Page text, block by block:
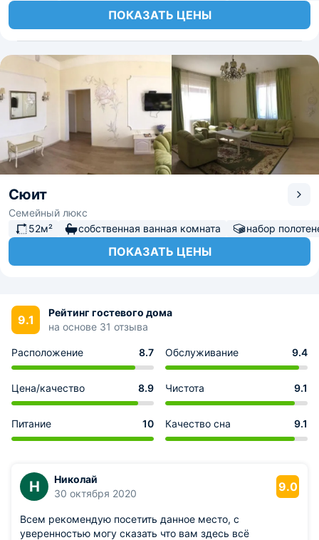
ПОКАЗАТЬ ЦЕНЫ
Сюит
Семейный люкс
52м²
собственная ванная комната набор
ПОКАЗАТЬ ЦЕНЫ
9.1
Рейтинг гостевого дома
на основе 31 отзыва
Расположение 8.7 Обслуживание 9.4
Цена/качество 8.9 Чистота 9.1
Питание 10 Качество сна 9.1
Н
Николай
30 октября 2020
9.0
Всем рекомендую посетить данное место, с
уверенностью могу сказать что вам здесь всё